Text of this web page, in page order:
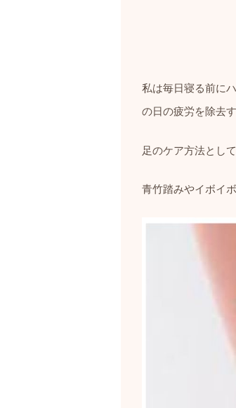
私は毎日寝る前に
の日の疲労を除去
足のケア方法とし
青竹踏みやイボイ